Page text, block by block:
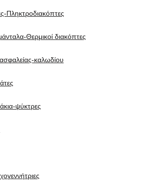
Πληκτροδιακόπτες
Θερμικοί διακόπτες
καλωδίου
ψύκτρες